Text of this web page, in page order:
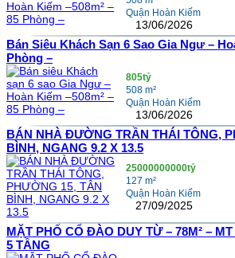
Quận Hoàn Kiếm
13/06/2026
Bán Siêu Khách Sạn 6 Sao Gia Ngư –
Phòng –
805tỷ
508 m²
Quận Hoàn Kiếm
13/06/2026
BÁN NHÀ ĐƯỜNG TRẦN THÁI TÔNG,
BÌNH, NGANG 9.2 X 13.5
25000000000tỷ
127 m²
Quận Hoàn Kiếm
27/09/2025
MẶT PHỐ CỔ ĐÀO DUY TỪ – 78M² –
5 TẦNG